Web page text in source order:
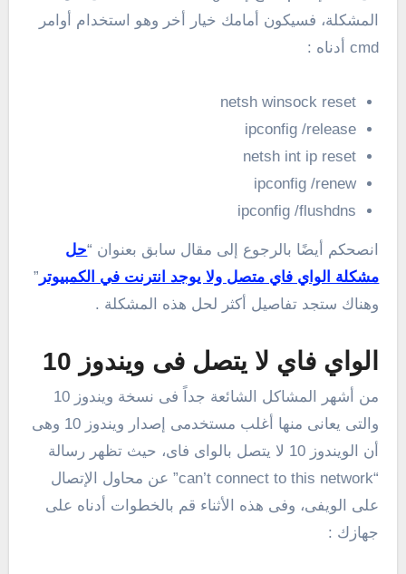
المشكلة، فسيكون أمامك خيار أخر وهو استخدام أوامر
cmd أدناه :
netsh winsock reset
ipconfig /release
netsh int ip reset
ipconfig /renew
ipconfig /flushdns
انصحكم أيضًا بالرجوع إلى مقال سابق بعنوان “حل
مشكلة الواي فاي متصل ولا يوجد انترنت في الكمبيوتر ”
وهناك ستجد تفاصيل أكثر لحل هذه المشكلة .
الواي فاي لا يتصل فى ويندوز 10
من أشهر المشاكل الشائعة جداً فى نسخة ويندوز 10
والتى يعانى منها أغلب مستخدمى إصدار ويندوز 10 وهى
أن الويندوز 10 لا يتصل بالواى فاى، حيث تظهر رسالة
“can’t connect to this network” عن محاول الإتصال
على الويفى، وفى هذه الأثناء قم بالخطوات أدناه على
جهازك :